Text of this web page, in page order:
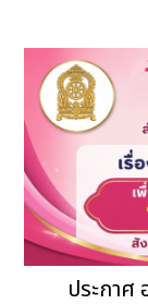
ประกาศ